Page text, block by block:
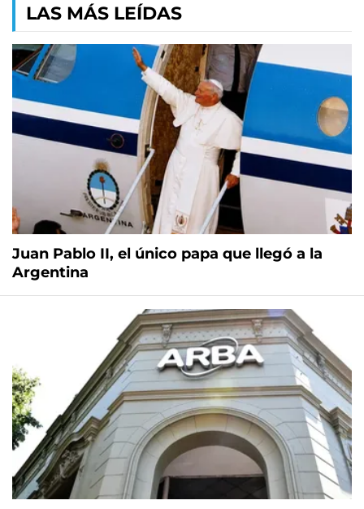
LAS MÁS LEÍDAS
Juan Pablo II, el único papa que llegó a la
Argentina